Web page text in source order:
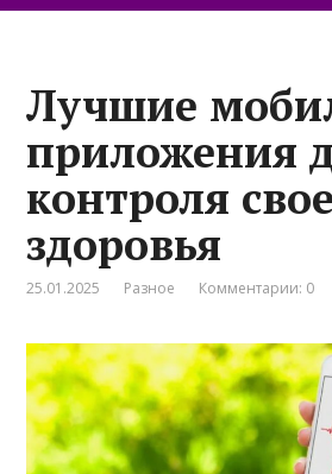
Лучшие
приложения
контроля
здоровья
25.01.2025 Разное Комментарии: 0